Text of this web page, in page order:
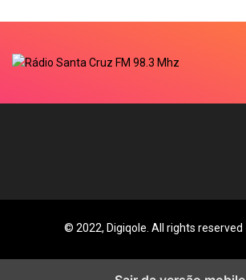
© 2022, Digiqole. All rights reserved